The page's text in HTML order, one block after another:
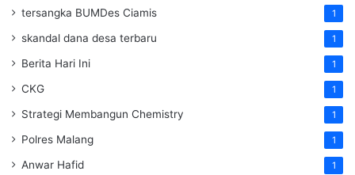
tersangka BUMDes Ciamis 1
skandal dana desa terbaru 1
Berita Hari Ini 1
CKG 1
Strategi Membangun Chemistry 1
Polres Malang 1
Anwar Hafid 1